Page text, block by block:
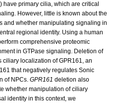
have primary cilia, which are critical
However, little is known about the
and whether manipulating signaling in
regional identity. Using a human
comprehensive proteomic
in GTPase signaling. Deletion of
ciliary localization of GPR161, an
that negatively regulates Sonic
of NPCs. GPR161 deletion also
whether manipulation of ciliary
identity in this context, we